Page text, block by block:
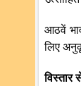
आठवें
लिए